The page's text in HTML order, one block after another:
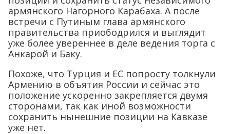
армянского Нагорного Карабаха. А после
встречи с Путиным глава армянского
правительства приободрился и выглядит
уже более увереннее в деле ведения торга с
Анкарой и Баку.
Похоже, что Турция и ЕС попросту толкнули
Армению в объятия России и сейчас это
положение ускоренно закрепляется двумя
сторонами, так как иной возможности
сохранить нынешние позиции на Кавказе
уже нет.